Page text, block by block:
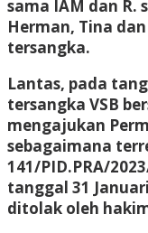
sama IAM dan R.
Herman, Tina
tersangka.
Lantas, pada
tersangka VSB
mengajukan
sebagaimana
141/PID.PRA/
tanggal 31
ditolak oleh